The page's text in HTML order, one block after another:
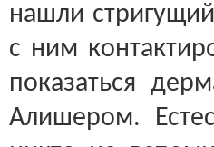
нашли
с ним
показаться
Алишером.